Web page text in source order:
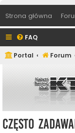
Strona główna
FAQ
Portal Forum
Często